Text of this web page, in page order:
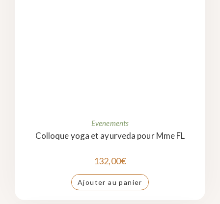
Evenements
Colloque yoga et ayurveda pour Mme FL
132,00€
Ajouter au panier